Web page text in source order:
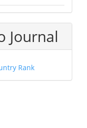
Journal